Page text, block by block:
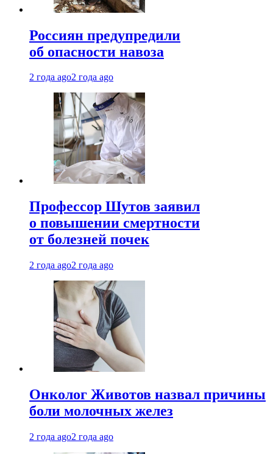
Россиян предупредили
об опасности навоза
2 года ago2 года ago
Профессор Шутов заявил
о повышении смертности
от болезней почек
2 года ago2 года ago
Онколог Животов назвал причины
боли молочных желез
2 года ago2 года ago